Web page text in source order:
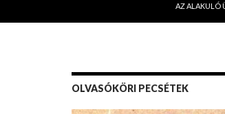
AZ ALAKULÓ
OLVASÓKÖRI PECSÉTEK